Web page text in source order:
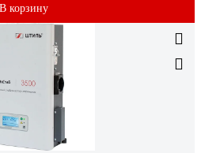
В корзину